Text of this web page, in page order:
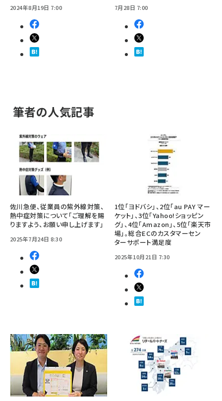
2024年8月19日 7:00 7月28日 7:00
筆者の人気記事
佐川急便、従業員の紫外線対策、
熱中症対策について「ご理解を賜
りますよう、お願い申し上げます」
2025年7月24日 8:30
1位「ヨドバシ」、2位「au PAY マー
ケット」、3位「Yahoo!ショッピン
グ」、4位「Amazon」、5位「楽天市
場」。総合ECのカスタマーセン
ターサポート満足度
2025年10月21日 7:30